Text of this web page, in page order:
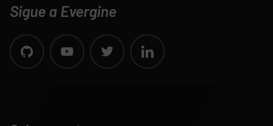
Sigue a Evergine